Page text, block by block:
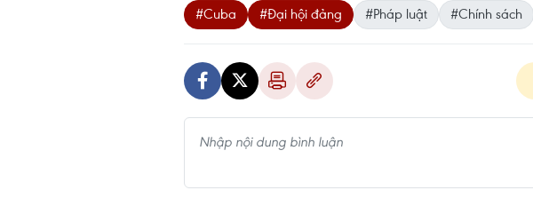
#Cuba #Đại hội đảng #Pháp luật #Chính sách